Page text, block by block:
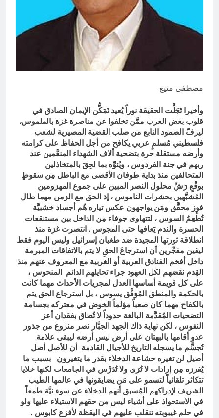
من ورائكم)6 ساعات Ago
من كان المستفيد الأكبر من الغزو
العراقي للكويت؟
7 ساعات Ago
مصطفى منيغ
وأخيرا تَجَلَّت الحقيقة نوراً يُعيد تَمَكُّن الإيمان الصادق في
قلوب بعض العرب ممَّن تخلفوا عن مناصرة غزة بالملموس،
ليزفّ الصمود النابع من صلب القضية المصيرية لشعب
فلسطيني مُسلمٍ عربي يكافح من أجل الحفاظ على كرامته
وأرضه مستقلة حرة بتضحية ألاف الشهداء المنعَّمين عند
ربهم في جنة الفردوس ، ويُنوِّه بما لحِقَ بالمتخاذلين
المتحالفين منذ بداية طوفان الأقصى مع الباطل مِن سقوطٍ
بوقْعِ رَشِّ محلول النصر المبين على جموع المهزومين
المُشبَّهين بحشرات الناموس ، إذ الحق مع الزمن مهما طال
فوز محقَّق ومَن يواجهون عكس تياره هُم أجساد خشبيَّة
تُطْعِمُ السوس ، لتتهاوى جوفاء مِن الداخل بين مستنقعات
الحسرة والندم يَعافها حتى المجوس . انتصرت غزة منذ
انطلاقة ثورتها المجيدة ضد طغيان إسرائيل وليس اليوم فقط
ليقين مفجِّرين أن استرجاعَ الحقِ لا يتم بالاتفاقات المبرمة
داخل أفخم الفنادق العربية أو الغربية مع المعروف عنهم منذ
القِدم نقضهم لكل العهود جراء تحايلهم الدائم المنحوس ،
على كل قويمة أساسها العدل لمجريات الأحداث مهما كانت
بالحكمة والمنطق المُوَفَّق يسوس ، بل استرجاع الحق يتم
بالكفاح مهما كان صعباً مؤلماً الخوض في معتركه بجسامة
التضحيات المُقدَّمة البالغة حدوداً لا تُطاق بفقدان أعز
النفوس ، لكن نهاية ذاك الجهد الجبَّار نصر منزوع من جذور
عدوٍ أقامها بالبهتان على أرض ليس أرضه ليبقى علامة
تُجسِّم ما يسجله التاريخ للأجيال القادمة أن للأصل أصل
أصيل لن تغيره جشاعة الدخلاء بقدر ما يتغيرون بسبب ما
يُفرزه مِن إرادات لا تُرَى ولا تُدَرَّس في الجامعات لكنها خلايا
تتكاثر تلقائياً لتسمو على مَن يضايقونها في عالمها الطيب
الشريف لإدراكهم المُسبق أنهم الدخلاء عن سوء نيَّة طمعاً
في الاستحواذ على أشياء ليس من حقهم الاستيلاء عليها ولو
في حلم غيبوبته تنقلب عليهم في اليقظة لأفزع كابوس .